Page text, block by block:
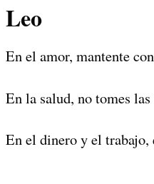
Leo
En el amor, mantente
En la salud, no tomes
En el dinero y el